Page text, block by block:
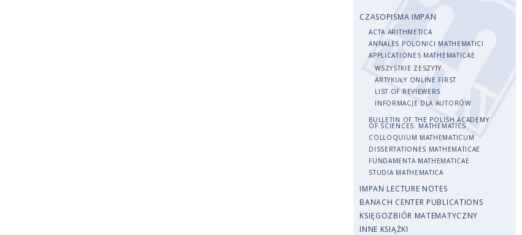
CZASOPISMA IMPAN
ACTA ARITHMETICA
ANNALES POLONICI MATHEMATICI
APPLICATIONES MATHEMATICAE
WSZYSTKIE ZESZYTY
ARTYKUŁY ONLINE FIRST
LIST OF REVIEWERS
INFORMACJE DLA AUTORÓW
BULLETIN OF THE POLISH ACADEMY
OF SCIENCES. MATHEMATICS
COLLOQUIUM MATHEMATICUM
DISSERTATIONES MATHEMATICAE
FUNDAMENTA MATHEMATICAE
STUDIA MATHEMATICA
IMPAN LECTURE NOTES
BANACH CENTER PUBLICATIONS
KSIĘGOZBIÓR MATEMATYCZNY
INNE KSIĄŻKI